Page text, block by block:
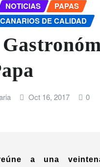
NOTICIAS
PAPAS
DE CALIDAD
Oct 16, 2017 0
a una